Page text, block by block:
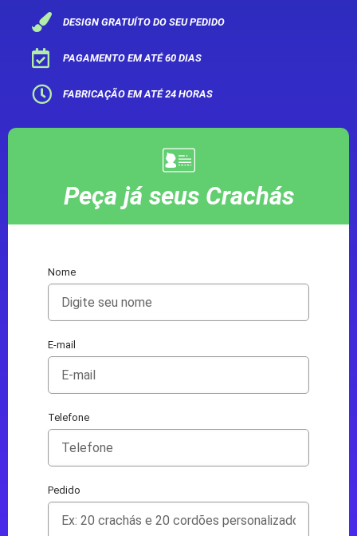
DESIGN GRATUÍTO DO SEU PEDIDO
PAGAMENTO EM ATÉ 60 DIAS
FABRICAÇÃO EM ATÉ 24 HORAS
Peça já seus Crachás
Nome
E-mail
Telefone
Pedido